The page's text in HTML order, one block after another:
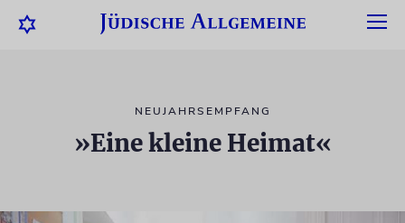
NEUJAHRSEMPFANG
»Eine kleine Heimat«